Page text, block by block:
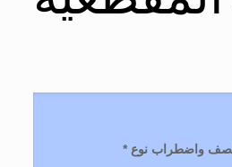
واضطراب نوع *